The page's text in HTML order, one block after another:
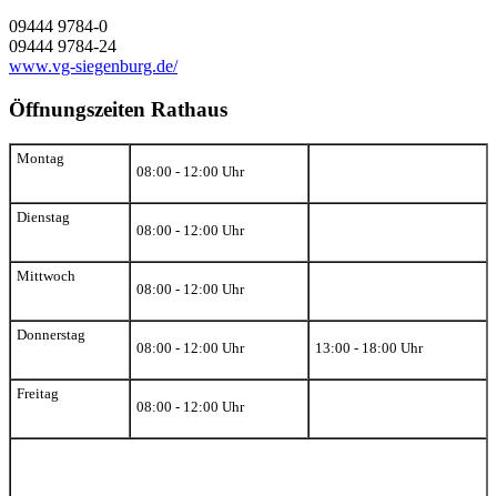
09444 9784-0
09444 9784-24
www.vg-siegenburg.de/
Öffnungszeiten Rathaus
Montag
08:00 - 12:00 Uhr
Dienstag
08:00 - 12:00 Uhr
Mittwoch
08:00 - 12:00 Uhr
Donnerstag
08:00 - 12:00 Uhr
13:00 - 18:00 Uhr
Freitag
08:00 - 12:00 Uhr